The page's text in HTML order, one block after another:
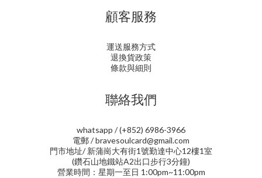
顧客服務
運送服務方式
退換貨政策
條款與細則
聯絡我們
whatsapp / (+852) 6986-3966
電郵 / bravesoulcard@gmail.com
門市地址/ 新蒲崗大有街1號勤達中心12樓1室
(鑽石山地鐵站A2出口步行3分鐘)
營業時間：星期一至日 1:00pm~11:00pm